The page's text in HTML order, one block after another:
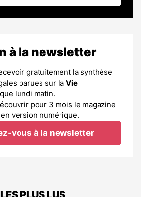
à la newsletter
gratuitement la synthèse
parues sur la Vie
lundi matin.
pour 3 mois le magazine
en version numérique.
vous à la newsletter